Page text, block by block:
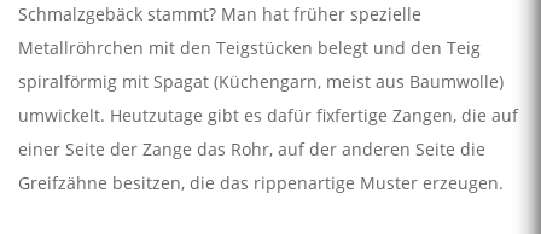
Schmalzgebäck stammt? Man hat früher spezielle
Metallröhrchen mit den Teigstücken belegt und den Teig
spiralförmig mit Spagat (Küchengarn, meist aus Baumwolle)
umwickelt. Heutzutage gibt es dafür fixfertige Zangen, die auf
einer Seite der Zange das Rohr, auf der anderen Seite die
Greifzähne besitzen, die das rippenartige Muster erzeugen.